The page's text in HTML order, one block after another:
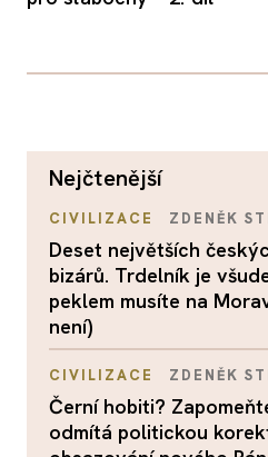
nejčtenější
CIVILIZACE ZDENĚK
Deset největších
bizárů. Trdelník je
peklem musíte na
není)
CIVILIZACE ZDENĚK
Černí hobiti?
odmítá politickou